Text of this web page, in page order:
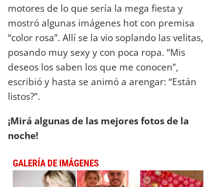
motores de lo que sería la mega fiesta y
mostró algunas imágenes hot con premisa
“color rosa”. Allí se la vio soplando las velitas,
posando muy sexy y con poca ropa. “Mis
deseos los saben los que me conocen”,
escribió y hasta se animó a arengar: “Están
listos?”.
¡Mirá algunas de las mejores fotos de la
noche!
GALERÍA DE IMÁGENES